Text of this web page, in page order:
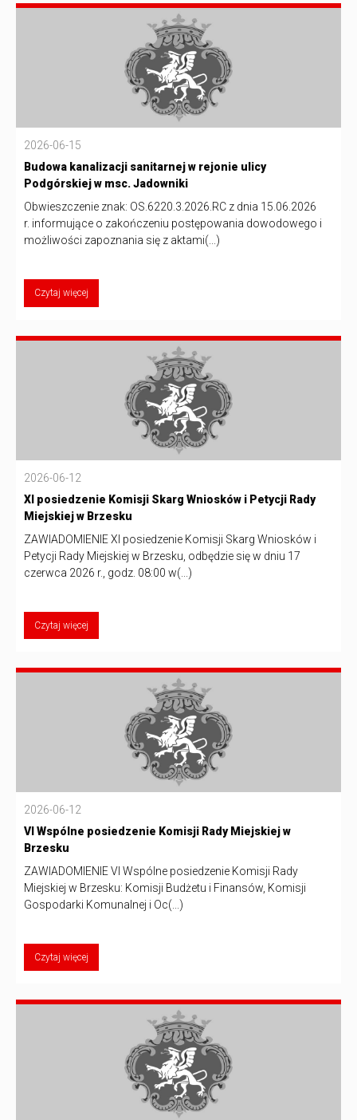
2026-06-15
Budowa kanalizacji sanitarnej w rejonie ulicy
Podgórskiej w msc. Jadowniki
Obwieszczenie znak: OS.6220.3.2026.RC z dnia 15.06.2026
r. informujące o zakończeniu postępowania dowodowego i
możliwości zapoznania się z aktami(...)
Czytaj więcej
2026-06-12
XI posiedzenie Komisji Skarg Wniosków i Petycji Rady
Miejskiej w Brzesku
ZAWIADOMIENIE XI posiedzenie Komisji Skarg Wniosków i
Petycji Rady Miejskiej w Brzesku, odbędzie się w dniu 17
czerwca 2026 r., godz. 08:00 w(...)
Czytaj więcej
2026-06-12
VI Wspólne posiedzenie Komisji Rady Miejskiej w
Brzesku
ZAWIADOMIENIE VI Wspólne posiedzenie Komisji Rady
Miejskiej w Brzesku: Komisji Budżetu i Finansów, Komisji
Gospodarki Komunalnej i Oc(...)
Czytaj więcej